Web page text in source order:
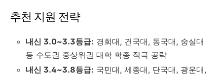
추천 지원 전략
내신 3.0~3.3등급: 경희대, 건국대, 동국대, 숭실대
등 수도권 중상위권 대학 학종 적극 공략
내신 3.4~3.8등급: 국민대, 세종대, 단국대, 광운대,